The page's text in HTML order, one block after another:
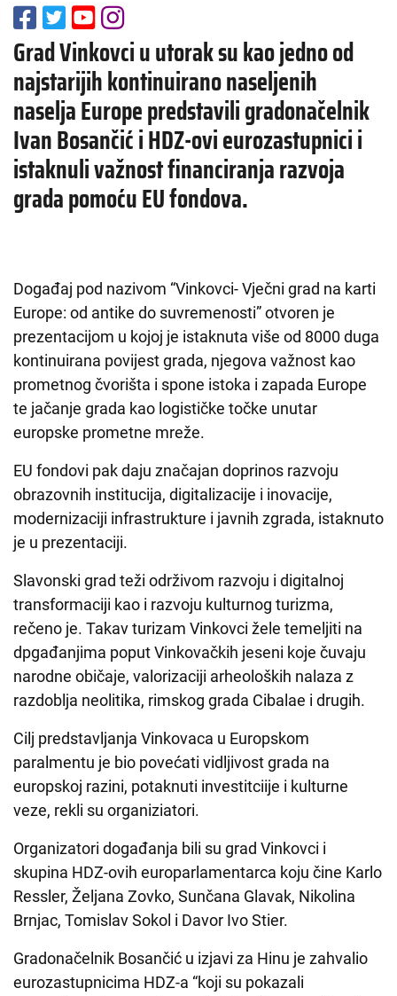
Grad Vinkovci u utorak su kao jedno od
najstarijih kontinuirano naseljenih
naselja Europe predstavili gradonačelnik
Ivan Bosančić i HDZ-ovi eurozastupnici i
istaknuli važnost financiranja razvoja
grada pomoću EU fondova.
Događaj pod nazivom “Vinkovci- Vječni grad na karti
Europe: od antike do suvremenosti” otvoren je
prezentacijom u kojoj je istaknuta više od 8000 duga
kontinuirana povijest grada, njegova važnost kao
prometnog čvorišta i spone istoka i zapada Europe
te jačanje grada kao logističke točke unutar
europske prometne mreže.
EU fondovi pak daju značajan doprinos razvoju
obrazovnih institucija, digitalizacije i inovacije,
modernizaciji infrastrukture i javnih zgrada, istaknuto
je u prezentaciji.
Slavonski grad teži održivom razvoju i digitalnoj
transformaciji kao i razvoju kulturnog turizma,
rečeno je. Takav turizam Vinkovci žele temeljiti na
dpgađanjima poput Vinkovačkih jeseni koje čuvaju
narodne običaje, valorizaciji arheoloških nalaza z
razdoblja neolitika, rimskog grada Cibalae i drugih.
Cilj predstavljanja Vinkovaca u Europskom
paralmentu je bio povećati vidljivost grada na
europskoj razini, potaknuti investitciije i kulturne
veze, rekli su organiziatori.
Organizatori događanja bili su grad Vinkovci i
skupina HDZ-ovih europarlamentarca koju čine Karlo
Ressler, Željana Zovko, Sunčana Glavak, Nikolina
Brnjac, Tomislav Sokol i Davor Ivo Stier.
Gradonačelnik Bosančić u izjavi za Hinu je zahvalio
eurozastupnicima HDZ-a “koji su pokazali